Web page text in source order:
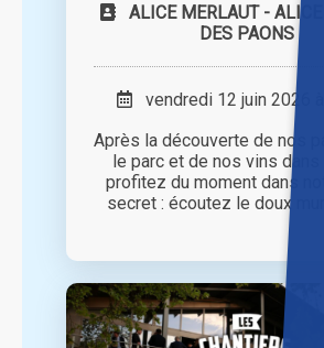
ALICE MERLAUT - ALICE
DES PAONS
vendredi 12 juin 2026 à
Après la découverte de nos
le parc et de nos vins dans
profitez du moment dans
secret : écoutez le doux